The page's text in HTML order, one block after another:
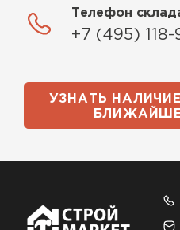
Телефон
+7 (495)
УЗНАТЬ